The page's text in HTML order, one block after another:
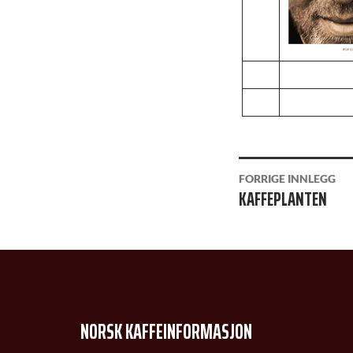
FORRIGE INNLEGG
KAFFEPLANTEN
NORSK KAFFEINFORMASJON